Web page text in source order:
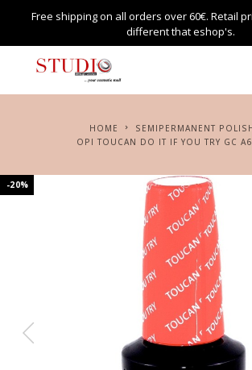
Free shipping on all orders over 60€. Retail
different that eshop's.
HOME
SEMIPERMANENT
OPI TOUCAN DO IT IF YOU TRY GC
-20%